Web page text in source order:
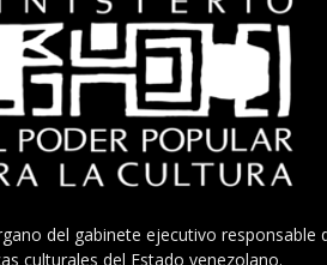
del gabinete ejecutivo
culturales del Estado venezolano.